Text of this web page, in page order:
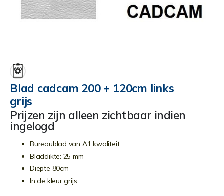
het
begin
van
de
afbeeldingen-
gallerij
Blad cadcam 200 + 120cm links
grijs
Prijzen zijn alleen zichtbaar indien
ingelogd
Bureaublad van A1 kwaliteit
Bladdikte: 25 mm
Diepte 80cm
In de kleur grijs